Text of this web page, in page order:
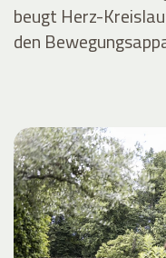
beugt Herz-
den